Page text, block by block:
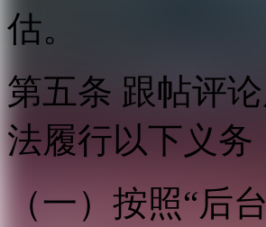
估。
第五条 跟帖评
法履行以下义务
（一）按照“后